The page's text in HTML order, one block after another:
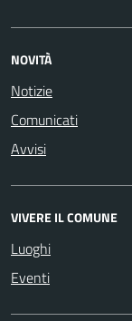
NOVITÀ
Notizie
Comunicati
Avvisi
VIVERE IL COMUNE
Luoghi
Eventi